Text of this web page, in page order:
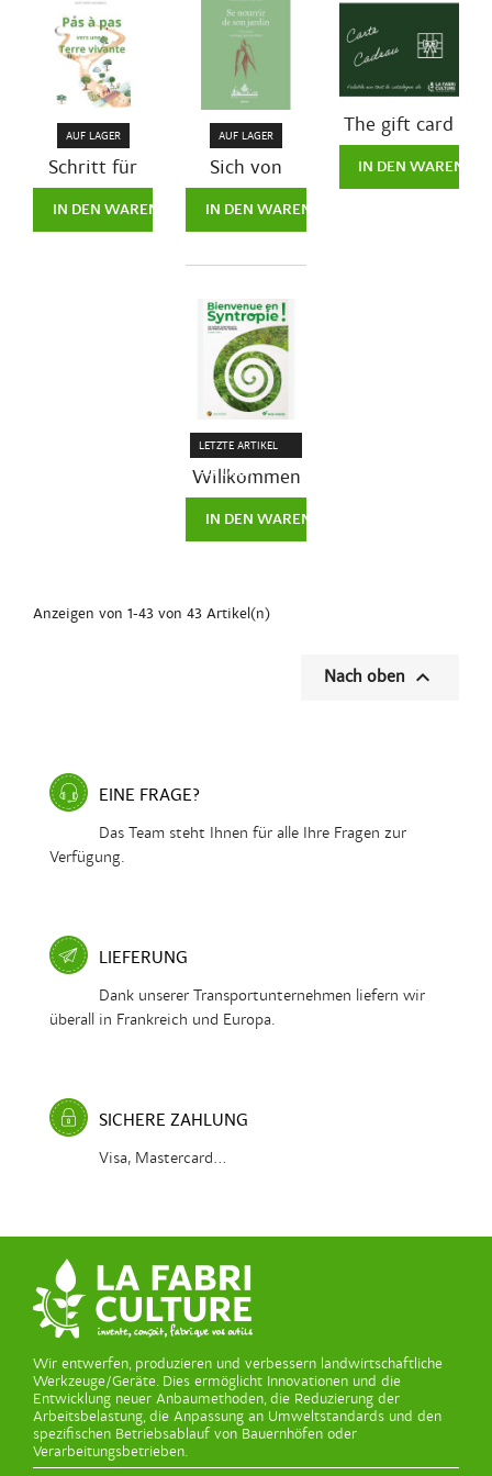
Schritt für
Schritt zu
einem
lebendigen
AUF LAGER
IN DEN WARENKORB LEGEN
Sich von
seinem
Garten
ernähren
AUF LAGER
16,90 €Euro IN DEN WARENKORB LEGEN
The gift card
10,00 €Euro IN DEN
Willkommen
in der
Syntropie.
Ein Garten...
LETZTE ARTIKEL
AUF LAGER
IN DEN WARENKORB LEGEN
Anzeigen von 1-43 von 43 Artikel(n)
Nach oben 
EINE FRAGE?
Das Team steht Ihnen für alle Ihre Fragen zur
Verfügung.
LIEFERUNG
Dank unserer Transportunternehmen liefern wir
überall in Frankreich und Europa.
SICHERE ZAHLUNG
Visa, Mastercard...
Wir entwerfen, produzieren und verbessern landwirtschaftliche
Werkzeuge/Geräte. Dies ermöglicht Innovationen und die
Entwicklung neuer Anbaumethoden, die Reduzierung der
Arbeitsbelastung, die Anpassung an Umweltstandards und den
spezifischen Betriebsablauf von Bauernhöfen oder
Verarbeitungsbetrieben.